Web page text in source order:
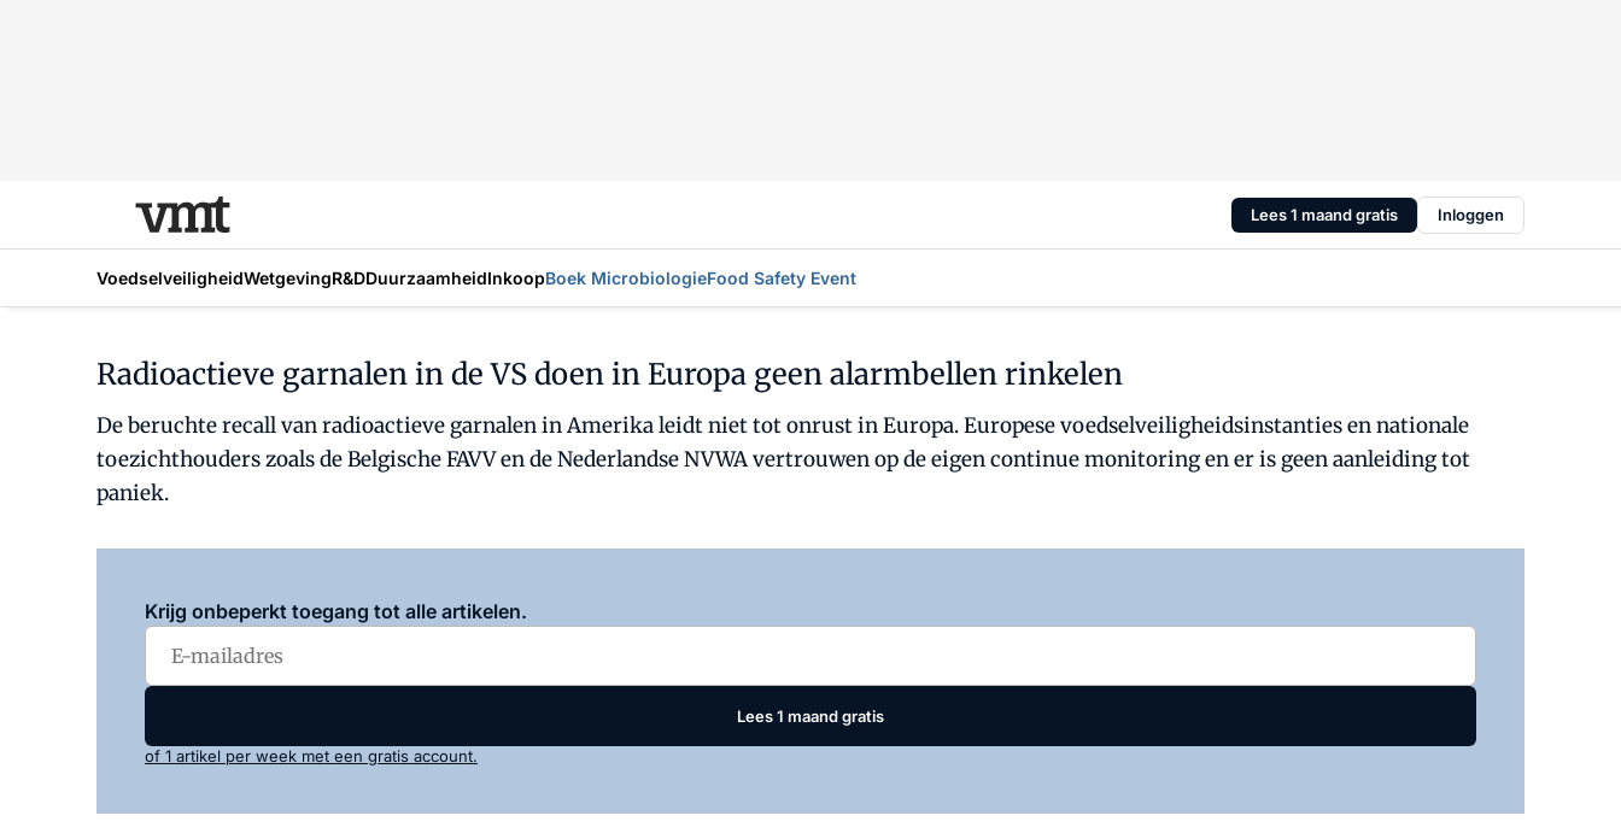
Lees 1 maand gratis Inloggen
VoedselveiligheidWetgevingR&DDuurzaamheidInkoopBoek MicrobiologieFood Safety Event
Radioactieve garnalen in de VS doen in Europa geen alarmbellen rinkelen
De beruchte recall van radioactieve garnalen in Amerika leidt niet tot onrust in Europa. Europese voedselveiligheidsinstanties en nationale
toezichthouders zoals de Belgische FAVV en de Nederlandse NVWA vertrouwen op de eigen continue monitoring en er is geen aanleiding tot
paniek.
Krijg onbeperkt toegang tot alle artikelen.
Lees 1 maand gratis
of 1 artikel per week met een gratis account.